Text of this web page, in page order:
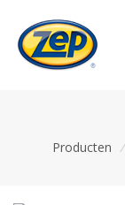
Producten /